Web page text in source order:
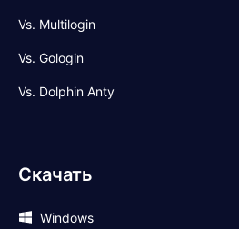
Vs. Multilogin
Vs. Gologin
Vs. Dolphin Anty
Скачать
Windows